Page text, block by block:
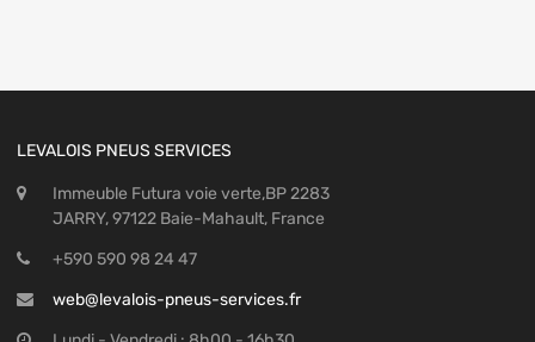
LEVALOIS PNEUS SERVICES
Immeuble Futura voie verte,BP 2283
JARRY, 97122 Baie-Mahault, France
+590 590 98 24 47
web@levalois-pneus-services.fr